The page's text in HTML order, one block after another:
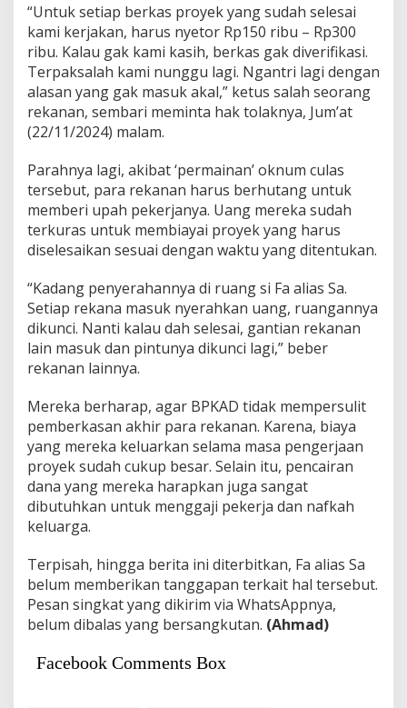
“Untuk setiap berkas proyek yang sudah selesai
kami kerjakan, harus nyetor Rp150 ribu – Rp300
ribu. Kalau gak kami kasih, berkas gak diverifikasi.
Terpaksalah kami nunggu lagi. Ngantri lagi dengan
alasan yang gak masuk akal,” ketus salah seorang
rekanan, sembari meminta hak tolaknya, Jum’at
(22/11/2024) malam.
Parahnya lagi, akibat ‘permainan’ oknum culas
tersebut, para rekanan harus berhutang untuk
memberi upah pekerjanya. Uang mereka sudah
terkuras untuk membiayai proyek yang harus
diselesaikan sesuai dengan waktu yang ditentukan.
“Kadang penyerahannya di ruang si Fa alias Sa.
Setiap rekana masuk nyerahkan uang, ruangannya
dikunci. Nanti kalau dah selesai, gantian rekanan
lain masuk dan pintunya dikunci lagi,” beber
rekanan lainnya.
Mereka berharap, agar BPKAD tidak mempersulit
pemberkasan akhir para rekanan. Karena, biaya
yang mereka keluarkan selama masa pengerjaan
proyek sudah cukup besar. Selain itu, pencairan
dana yang mereka harapkan juga sangat
dibutuhkan untuk menggaji pekerja dan nafkah
keluarga.
Terpisah, hingga berita ini diterbitkan, Fa alias Sa
belum memberikan tanggapan terkait hal tersebut.
Pesan singkat yang dikirim via WhatsAppnya,
belum dibalas yang bersangkutan. (Ahmad)
Facebook Comments Box